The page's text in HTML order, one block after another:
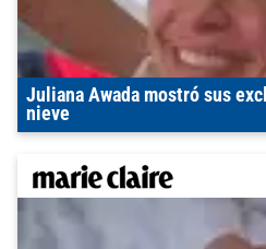
Juliana Awada mostró sus
nieve